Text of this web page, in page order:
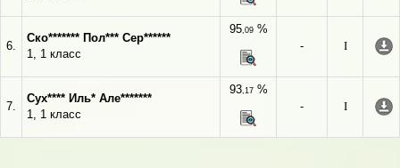
6.
Ско******* Пол*** Сер******
1, 1 класс
95,09%
-
I
7.
Сух**** Иль* Але*******
1, 1 класс
93,17%
-
I